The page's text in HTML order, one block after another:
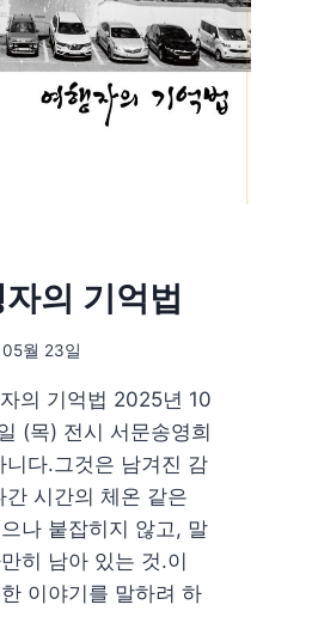
의 기억법
월 23일
의 기억법 2025년 10
(목) 전시 서문송영희
다.그것은 남겨진 감
시간의 체온 같은
나 붙잡히지 않고, 말
히 남아 있는 것.이
이야기를 말하려 하